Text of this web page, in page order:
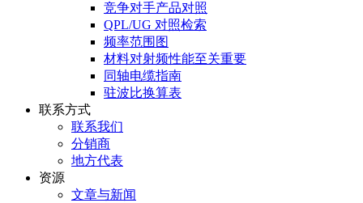
竞争对手产品对照
QPL/UG 对照检索
频率范围图
材料对射频性能至关重要
同轴电缆指南
驻波比换算表
联系方式
联系我们
分销商
地方代表
资源
文章与新闻